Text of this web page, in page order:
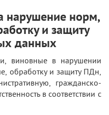
нарушение норм,
и защиту
данных
виновные в нарушении
обработку и защиту ПДн,
гражданско-
в соответствии с